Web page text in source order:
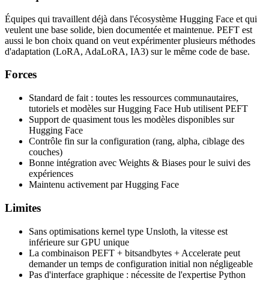
Équipes qui travaillent déjà dans l'écosystème Hugging Face et qui
veulent une base solide, bien documentée et maintenue. PEFT est
aussi le bon choix quand on veut expérimenter plusieurs méthodes
d'adaptation (LoRA, AdaLoRA, IA3) sur le même code de base.
Forces
Standard de fait : toutes les ressources communautaires,
tutoriels et modèles sur Hugging Face Hub utilisent PEFT
Support de quasiment tous les modèles disponibles sur
Hugging Face
Contrôle fin sur la configuration (rang, alpha, ciblage des
couches)
Bonne intégration avec Weights & Biases pour le suivi des
expériences
Maintenu activement par Hugging Face
Limites
Sans optimisations kernel type Unsloth, la vitesse est
inférieure sur GPU unique
La combinaison PEFT + bitsandbytes + Accelerate peut
demander un temps de configuration initial non négligeable
Pas d'interface graphique : nécessite de l'expertise Python